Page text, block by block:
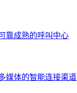
靠成熟的呼叫中心
媒体的智能连接渠道